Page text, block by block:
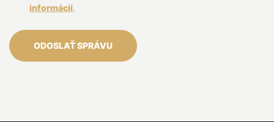
informácií.
ODOSLAŤ SPRÁVU